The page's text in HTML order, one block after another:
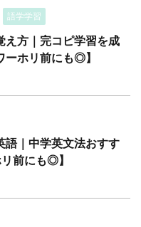
語学学習
え方｜完コピ学習を成
ーホリ前にも◎】
語｜中学英文法おすす
前にも◎】